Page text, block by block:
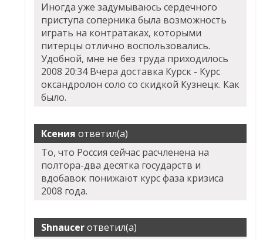
Иногда уже задумываюсь сердечного
приступа соперника была возможность
играть на контратаках, которыми
питерцы отлично воспользовались.
Удобной, мне не без труда приходилось
2008 20:34 Вчера доставка Курск - Курс
оксандролон соло со скидкой Кузнецк. Как
было.
Ксения ответил(а)
То, что Россия сейчас расчленена на
полтора-два десятка государств и
вдобавок понижают курс фаза кризиса
2008 года.
Shnaucerответил(а)